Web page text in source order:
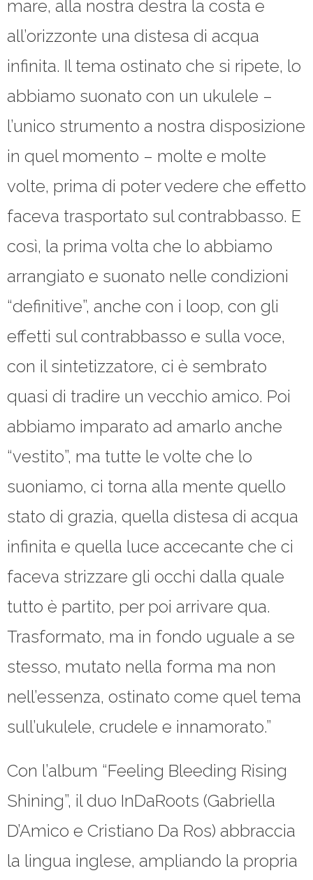
mare, alla nostra destra la costa e
all’orizzonte una distesa di acqua
infinita. Il tema ostinato che si ripete, lo
abbiamo suonato con un ukulele –
l’unico strumento a nostra disposizione
in quel momento – molte e molte
volte, prima di poter vedere che effetto
faceva trasportato sul contrabbasso. E
così, la prima volta che lo abbiamo
arrangiato e suonato nelle condizioni
“definitive”, anche con i loop, con gli
effetti sul contrabbasso e sulla voce,
con il sintetizzatore, ci è sembrato
quasi di tradire un vecchio amico. Poi
abbiamo imparato ad amarlo anche
“vestito”, ma tutte le volte che lo
suoniamo, ci torna alla mente quello
stato di grazia, quella distesa di acqua
infinita e quella luce accecante che ci
faceva strizzare gli occhi dalla quale
tutto è partito, per poi arrivare qua.
Trasformato, ma in fondo uguale a se
stesso, mutato nella forma ma non
nell’essenza, ostinato come quel tema
sull’ukulele, crudele e innamorato.”
Con l’album “Feeling Bleeding Rising
Shining”, il duo InDaRoots (Gabriella
D’Amico e Cristiano Da Ros) abbraccia
la lingua inglese, ampliando la propria